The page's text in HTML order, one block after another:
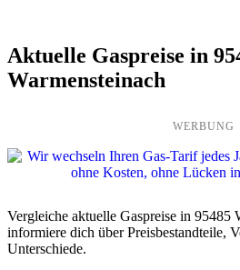
Aktuelle Gaspreise in
Warmensteinach
WERBUNG
Vergleiche aktuelle Gaspreise in 95485
informiere dich über Preisbestandteile,
Unterschiede.